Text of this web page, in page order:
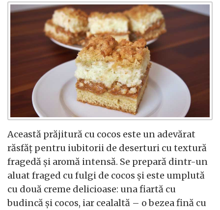
Această prăjitură cu cocos este un adevărat
răsfăț pentru iubitorii de deserturi cu textură
fragedă și aromă intensă. Se prepară dintr-un
aluat fraged cu fulgi de cocos și este umplută
cu două creme delicioase: una fiartă cu
budincă și cocos, iar cealaltă – o bezea fină cu